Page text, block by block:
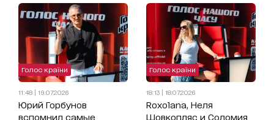
Голос країни
11:48 | 19.07.2026
Юрий Горбунов
вспомнил самые
Голос країни
18:13 | 18.07.2026
Roxolana, Неля
Шовкопляс и Соломия